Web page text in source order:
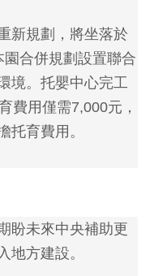
新規劃，將坐落於
合併規劃設置聯合
境。托嬰中心完工
費用僅需7,000元，
托育費用。
盼未來中央補助更
地方建設。